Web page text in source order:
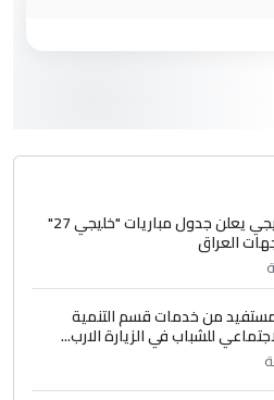
للعراق ومن اصول عريقة
يرد على صدام حسين سل
كامل)
علي ماما يسقط
للعراق ومن اصول عريقة
الاتحاد الخليجي يعلن جدول مباريات "خليجي 27"
العراق
مستفيد من خدمات قسم التنمية
للشباب في الزيارة الارب...